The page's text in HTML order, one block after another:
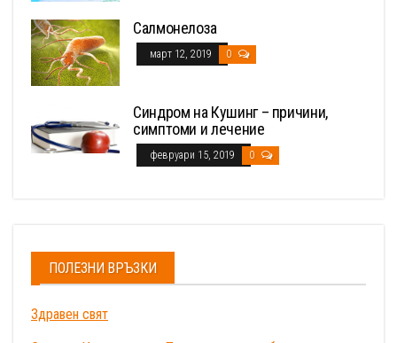
Салмонелоза
март 12, 2019 0
Синдром на Кушинг – причини,
симптоми и лечение
февруари 15, 2019 0
ПОЛЕЗНИ ВРЪЗКИ
Здравен свят